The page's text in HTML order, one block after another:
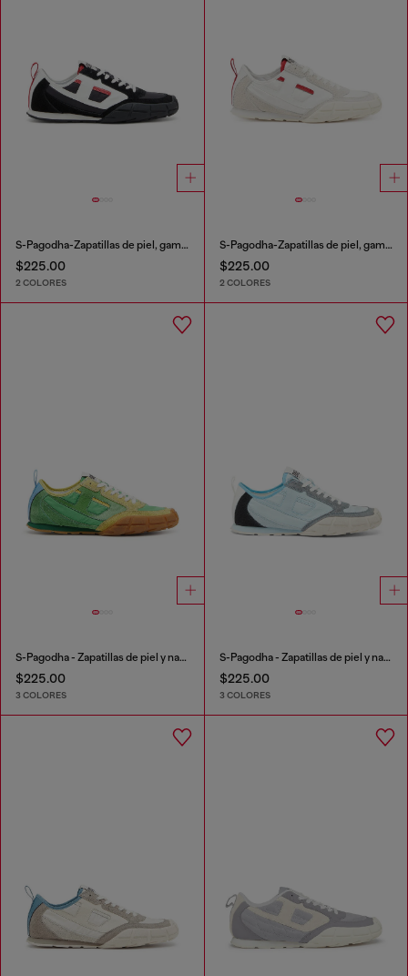
S-Pagodha-Zapatillas de piel, gamuza y ripstop
$225.00
2 COLORES
S-Pagodha-Zapatillas de piel, gamuza y ripstop
$225.00
2 COLORES
S-Pagodha - Zapatillas de piel y nailon
$225.00
3 COLORES
S-Pagodha - Zapatillas de piel y nailon
$225.00
3 COLORES